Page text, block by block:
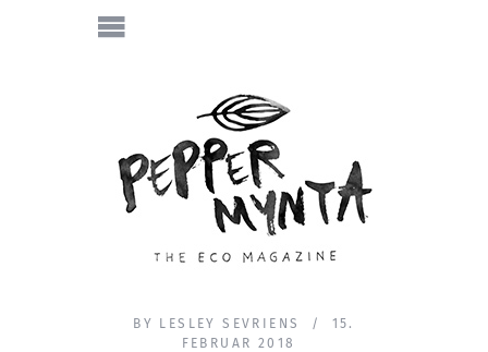
BY LESLEY SEVRIENS
15.
FEBRUAR 2018